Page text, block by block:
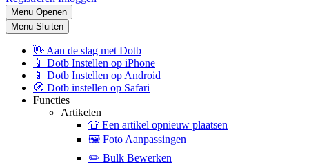
Menu Openen
Menu Sluiten
👋 Aan de slag met Dotb
📱 Dotb Instellen op iPhone
📱 Dotb Instellen op Android
🧭 Dotb instellen op Safari
Functies
Artikelen
👕 Een artikel opnieuw plaatsen
🖼️ Foto Aanpassingen
✏️ Bulk Bewerken